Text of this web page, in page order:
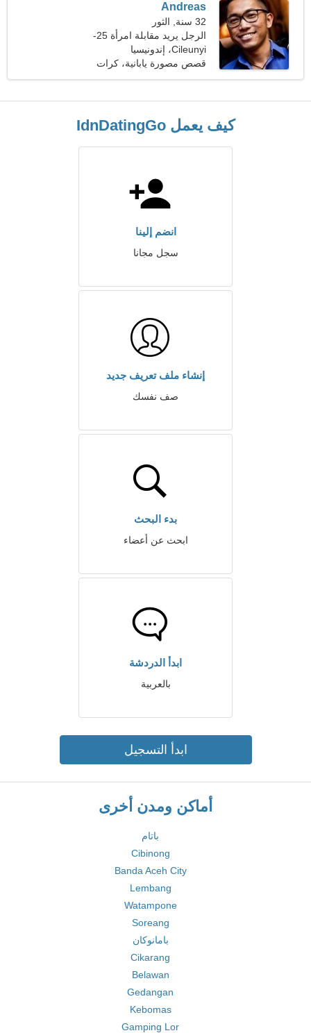
Andreas
32 سنة, الثور
الرجل يريد مقابلة امرأة 25-
31
Cileunyi، إندونيسيا
قصص مصورة يابانية، كرات
الطلاء
كيف يعمل IdnDatingGo
انضم إلينا
سجل مجانا
إنشاء ملف تعريف جديد
صف نفسك
بدء البحث
ابحث عن أعضاء
ابدأ الدردشة
بالعربية
ابدأ التسجيل
أماكن ومدن أخرى
باتام
Cibinong
Banda Aceh City
Lembang
Watampone
Soreang
بامانوكان
Cikarang
Belawan
Gedangan
Kebomas
Gamping Lor